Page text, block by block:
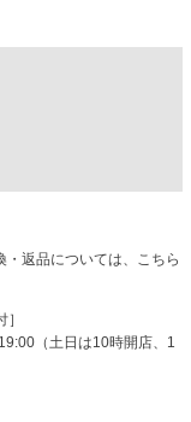
返品については、こちら
（土日は10時開店、1